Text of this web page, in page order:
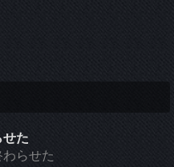
た
らせた